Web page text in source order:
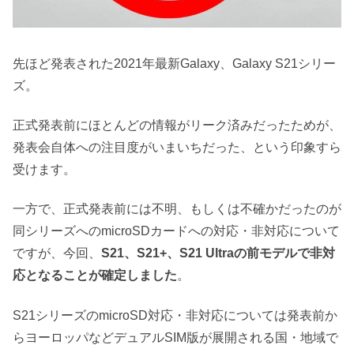
先ほど発表された2021年最新Galaxy、Galaxy S21シリー
ズ。
正式発表前にほとんどの情報がリーク済みだったためが、
発表会自体への注目度がいまいちだった、という印象すら
受けます。
一方で、正式発表前には不明、もしくは不確かだったのが
同シリーズへのmicroSDカードへの対応・非対応について
ですが、今回、 S21、S21+、S21 Ultraの前モデルで非対
応となることが確定しました。
S21シリーズのmicroSD対応・非対応については発表前か
らヨーロッパなどデュアルSIM版が展開される国・地域で